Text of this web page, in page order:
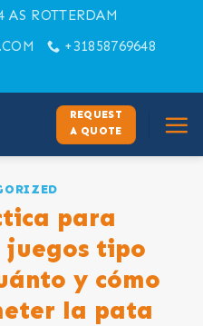
ROTTERDAM
+31858769648
REQUEST
A QUOTE
para
juegos tipo
y cómo
la pata